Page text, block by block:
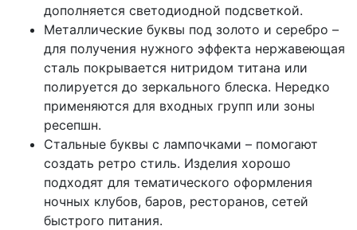
дополняется светодиодной подсветкой.
Металлические буквы под золото и серебро –
для получения нужного эффекта нержавеющая
сталь покрывается нитридом титана или
полируется до зеркального блеска. Нередко
применяются для входных групп или зоны
ресепшн.
Стальные буквы с лампочками – помогают
создать ретро стиль. Изделия хорошо
подходят для тематического оформления
ночных клубов, баров, ресторанов, сетей
быстрого питания.